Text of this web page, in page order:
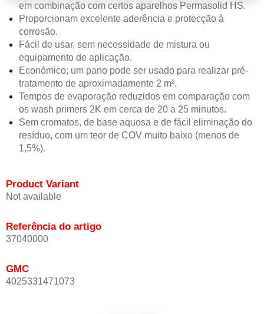
em combinação com certos aparelhos Permasolid HS.
Proporcionam excelente aderência e protecção à
corrosão.
Fácil de usar, sem necessidade de mistura ou
equipamento de aplicação.
Económico; um pano pode ser usado para realizar pré-
tratamento de aproximadamente 2 m².
Tempos de evaporação reduzidos em comparação com
os wash primers 2K em cerca de 20 a 25 minutos.
Sem cromatos, de base aquosa e de fácil eliminação do
resíduo, com um teor de COV muito baixo (menos de
1,5%).
Product Variant
Not available
Referência do artigo
37040000
GMC
4025331471073